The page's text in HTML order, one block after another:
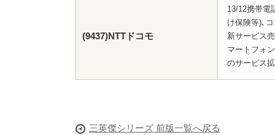
(9437)NTTドコモ
13/12携帯電
け保険等)､
新サービス
マートフォ
のサービス
三英傑シリーズ 前版一覧へ戻る